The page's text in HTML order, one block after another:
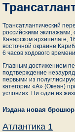
Трансатлантический
российскими
Канарском архипелаге,
восточной окраине
6 часов ходового
Главным достижением
подтверждение
первыми из
категории «А» (Океан)
условиях. Ни один из
Издана новая
Атлантика 1